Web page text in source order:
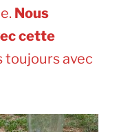
Nous
cette
toujours avec